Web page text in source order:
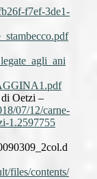
f7ef-3de1-
di Oetzi –
07/12/carne-
1.2597755
files/contents/